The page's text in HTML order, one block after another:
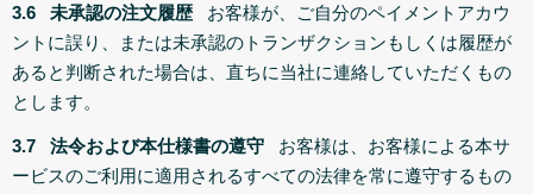
3.6 未承認の注文履歴 お客様が、ご自分のペイメントアカウ
ントに誤り、または未承認のトランザクションもしくは履歴が
あると判断された場合は、直ちに当社に連絡していただくもの
とします。
3.7 法令および本仕様書の遵守 お客様は、お客様による本サ
ービスのご利用に適用されるすべての法律を常に遵守するもの